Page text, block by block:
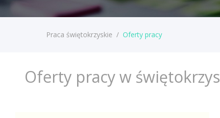
Praca świętokrzyskie / Oferty pracy
Oferty pracy w